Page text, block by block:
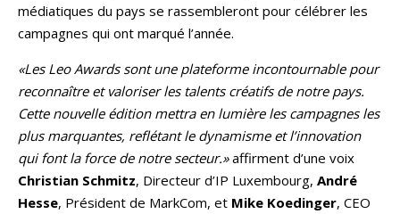
médiatiques du pays se rassembleront pour célébrer les
campagnes qui ont marqué l’année.
«Les Leo Awards sont une plateforme incontournable pour
reconnaître et valoriser les talents créatifs de notre pays.
Cette nouvelle édition mettra en lumière les campagnes les
plus marquantes, reflétant le dynamisme et l’innovation
qui font la force de notre secteur.»affirment d’une voix
Christian Schmitz, Directeur d’IP Luxembourg, André
Hesse, Président de MarkCom, et Mike Koedinger, CEO